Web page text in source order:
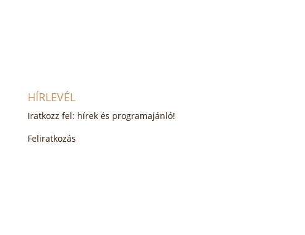
HÍRLEVÉL
Iratkozz fel: hírek és programajánló!
Feliratkozás